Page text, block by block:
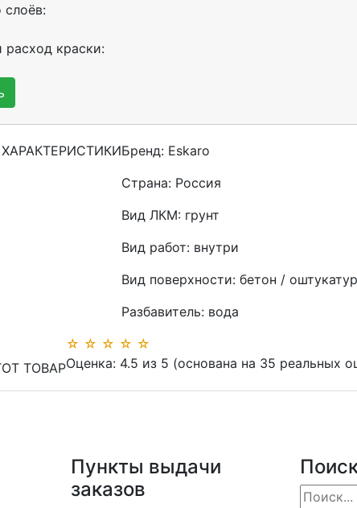
слоёв:
краски:
Бренд: Eskaro
Страна: Россия
Вид ЛКМ: грунт
Вид работ: внутри
Вид поверхности: бетон /
Разбавитель: вода
ТОВАР
☆ ☆ ☆ ☆ ☆
Оценка: 4.5 из 5 (основана на 35 реальных
Пункты выдачи
заказов